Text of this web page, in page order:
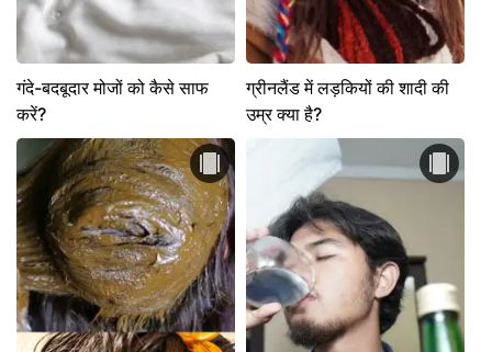
गंदे-बदबूदार मोजों को कैसे साफ
करें?
ग्रीनलैंड में लड़कियों की शादी की
उम्र क्या है?